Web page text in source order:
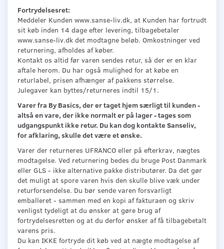
Fortrydelsesret:
Meddeler Kunden www.sanse-liv.dk, at Kunden har fortrudt
sit køb inden 14 dage efter levering, tilbagebetaler
www.sanse-liv.dk det modtagne beløb. Omkostninger ved
returnering, afholdes af køber.
Kontakt os altid før varen sendes retur, så der er en klar
aftale herom. Du har også mulighed for at købe en
returlabel, prisen afhænger af pakkens størrelse.
Julegaver kan byttes/returneres indtil 15/1.
Varer fra By Basics, der er taget hjem særligt til kunden -
altså en vare, der ikke normalt er på lager - tages som
udgangspunkt ikke retur. Du kan dog kontakte Sanseliv,
for afklaring, skulle det være et ønske.
Varer der returneres UFRANCO eller på efterkrav, nægtes
modtagelse. Ved returnering bedes du bruge Post Danmark
eller GLS - ikke alternative pakke distributører. Da det gør
det muligt at spore varen hvis den skulle blive væk under
returforsendelse. Du bør sende varen forsvarligt
emballeret - sammen med en kopi af fakturaen og skriv
venligst tydeligt at du ønsker at gøre brug af
fortrydelsesretten og at du derfor ønsker af få tilbagebetalt
varens pris.
Du kan IKKE fortryde dit køb ved at nægte modtagelse af